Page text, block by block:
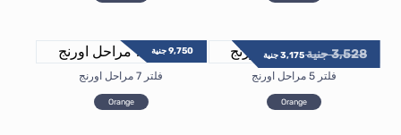
فلتر 5 مراحل اورنج
Orange
3,528جنية3,175جنية
فلتر 7 مراحل اورنج
Orange
9,750جنية